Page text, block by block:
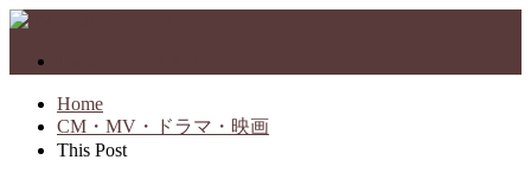
Home
CM・MV・ドラマ・映画
This Post